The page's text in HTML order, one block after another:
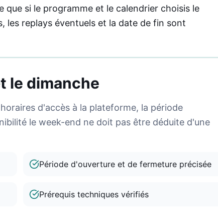
si le programme et le calendrier choisis le
les replays éventuels et la date de fin sont
le dimanche
d'accès à la plateforme, la période
le week-end ne doit pas être déduite d'une
Période d'ouverture et de fermeture précisée
Prérequis techniques vérifiés